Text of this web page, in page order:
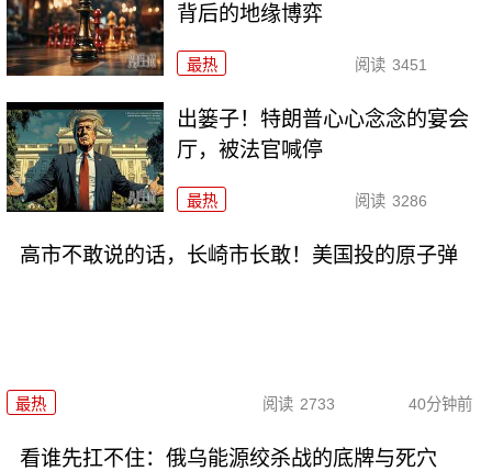
背后的地缘博弈
最热 阅读 3451
出篓子！特朗普心心念念的宴会
厅，被法官喊停
最热 阅读 3286
高市不敢说的话，长崎市长敢！美国投的原子弹
最热 阅读 2733 40分钟前
看谁先扛不住：俄乌能源绞杀战的底牌与死穴